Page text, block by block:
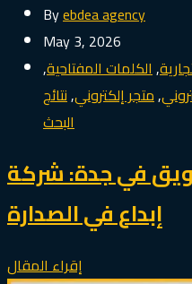
Byebdea agency
May 3, 2026
,الكلمات المفتاحية,
,متجر إلكتروني,نتائج
البحث
في جدة: شركة
إبداع في الصدارة
إقراء المقال